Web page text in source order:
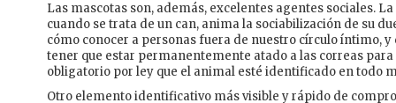
Las mascotas son, además, excelentes agentes sociales.
cuando se trata de un can, anima la sociabilización de su
cómo conocer a personas fuera de nuestro círculo íntimo,
tener que estar permanentemente atado a las correas para
obligatorio por ley que el animal esté identificado en todo
Otro elemento identificativo más visible y rápido de